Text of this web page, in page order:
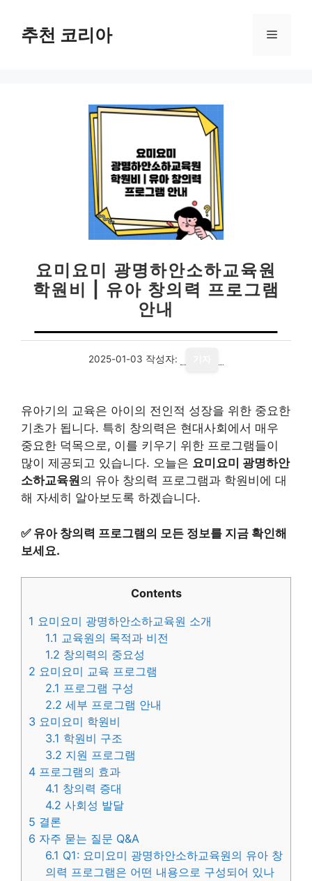
추천 코리아 메
요미요미 광명하안소하교육원
학원비 | 유아 창의력 프로그램
안내
2025-01-03 작성자:
유아기의 교육은 아이의 전인적 성장을 위한 중요한
기초가 됩니다. 특히 창의력은 현대사회에서 매우
중요한 덕목으로, 이를 키우기 위한 프로그램들이
많이 제공되고 있습니다. 오늘은 요미요미 광명하안
소하교육원의 유아 창의력 프로그램과 학원비에 대
해 자세히 알아보도록 하겠습니다.
✅ 유아 창의력 프로그램의 모든 정보를 지금 확인해
보세요.
Contents
1 요미요미 광명하안소하교육원 소개
1.1 교육원의 목적과 비전
1.2 창의력의 중요성
2 요미요미 교육 프로그램
2.1 프로그램 구성
2.2 세부 프로그램 안내
3 요미요미 학원비
3.1 학원비 구조
3.2 지원 프로그램
4 프로그램의 효과
4.1 창의력 증대
4.2 사회성 발달
5 결론
6 자주 묻는 질문 Q&A
6.1 Q1: 요미요미 광명하안소하교육원의 유아 창
의력 프로그램은 어떤 내용으로 구성되어 있나